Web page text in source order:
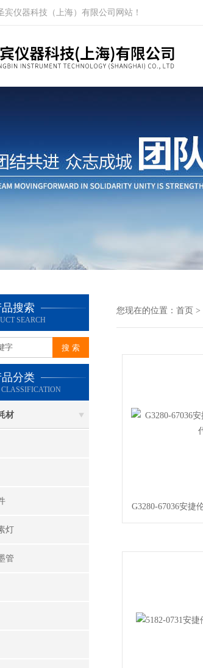
宾仪器科技（上海）有限公司网站！
品搜索
SEARCH
品分类
CLASSIFICATION
材
灯
管
您现在的位置： 首页 >
G3280-67036安捷